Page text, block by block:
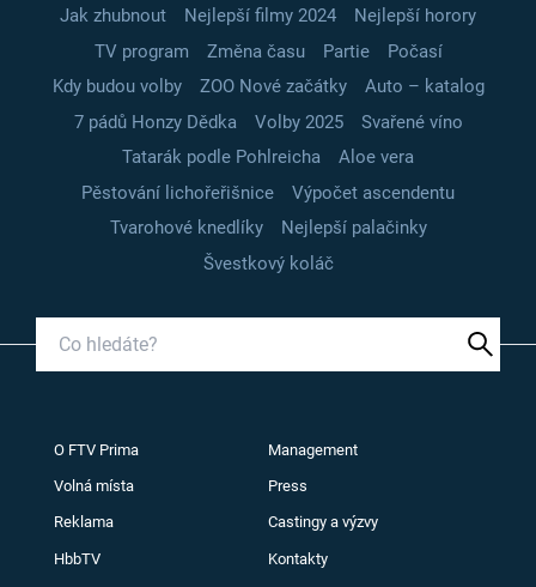
Jak zhubnout Nejlepší filmy 2024
Nejlepší horory
TV program
Změna času Partie
Počasí
Kdy budou volby
ZOO Nové začátky
Auto – katalog
7 pádů Honzy Dědka
Volby 2025
Svařené víno
Tatarák podle Pohlreicha
Aloe vera
Pěstování lichořeřišnice
Výpočet ascendentu
Tvarohové knedlíky
Nejlepší palačinky
Švestkový koláč
O FTV Prima Management
Volná místa Press
Reklama Castingy a výzvy
HbbTV Kontakty